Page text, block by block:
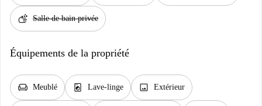
soap Salle de bain privée
Équipements de la propriété
chair Meublé local_laundry_service Lave-linge image Extérieur